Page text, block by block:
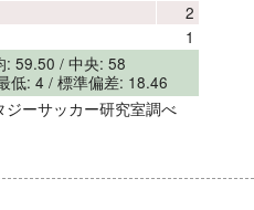
2
1
: 59.50 / 中央: 58
低: 4 / 標準偏差: 18.46
ーサッカー研究室調べ